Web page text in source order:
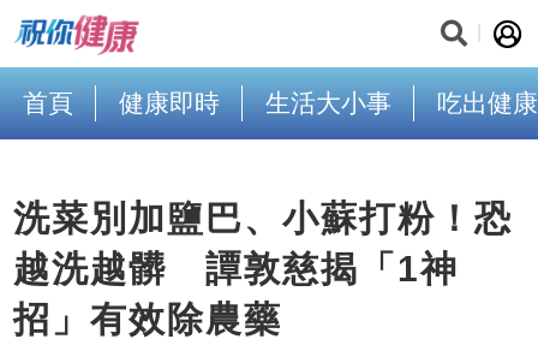
首頁 健康即時 生活大小事 吃出健康
洗菜別加鹽巴、小蘇打粉！恐
越洗越髒 譚敦慈揭「1神
招」有效除農藥